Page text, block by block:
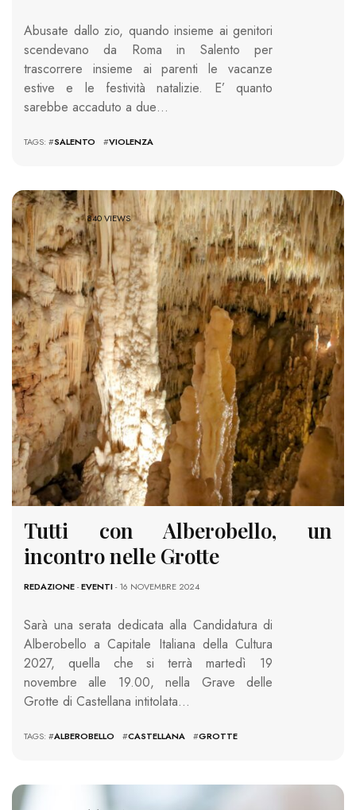
Abusate dallo zio, quando insieme ai genitori
scendevano da Roma in Salento per
trascorrere insieme ai parenti le vacanze
estive e le festività natalizie. E’ quanto
sarebbe accaduto a due…
TAGS: #SALENTO #VIOLENZA
840 VIEWS
Tutti con Alberobello, un
incontro nelle Grotte
REDAZIONE-EVENTI- 16 NOVEMBRE 2024
Sarà una serata dedicata alla Candidatura di
Alberobello a Capitale Italiana della Cultura
2027, quella che si terrà martedì 19
novembre alle 19.00, nella Grave delle
Grotte di Castellana intitolata…
TAGS: #ALBEROBELLO #CASTELLANA #GROTTE